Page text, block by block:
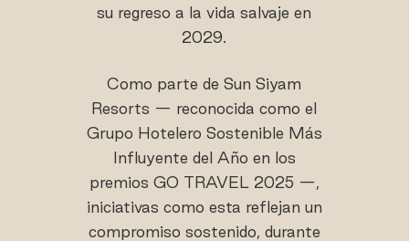
su regreso a la vida salvaje en
2029.
Como parte de Sun Siyam
Resorts — reconocida como el
Grupo Hotelero Sostenible Más
Influyente del Año en los
premios GO TRAVEL 2025 —,
iniciativas como esta reflejan un
compromiso sostenido, durante